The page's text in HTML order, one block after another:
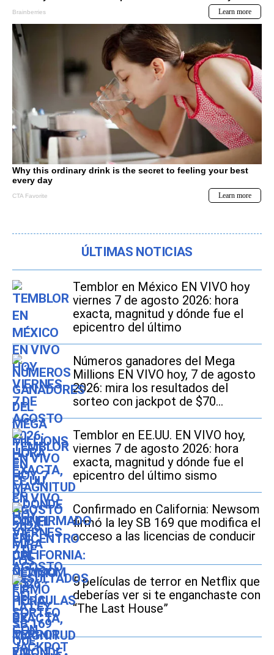
ÚLTIMAS NOTICIAS
Temblor en México EN VIVO hoy
viernes 7 de agosto 2026: hora
exacta, magnitud y dónde fue el
epicentro del último
Números ganadores del Mega
Millions EN VIVO hoy, 7 de agosto
2026: mira los resultados del
sorteo con jackpot de $70
millones en EE.UU.
Temblor en EE.UU. EN VIVO hoy,
viernes 7 de agosto 2026: hora
exacta, magnitud y dónde fue el
epicentro del último sismo
Confirmado en California: Newsom
firmó la ley SB 169 que modifica el
acceso a las licencias de conducir
5 películas de terror en Netflix que
deberías ver si te enganchaste con
“The Last House”